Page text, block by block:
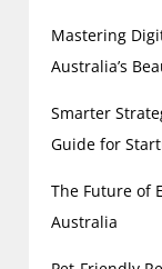
Mastering
Australia’s
Smarter
Guide for
The Future of
Australia